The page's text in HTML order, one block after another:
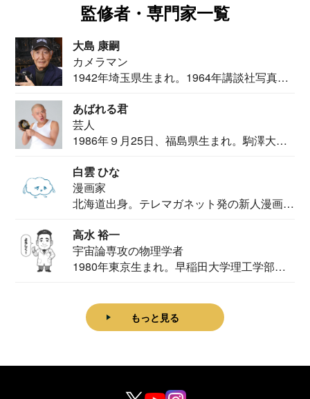
監修者・専門家一覧
大島 康嗣
カメラマン
1942年埼玉県生まれ。1964年講談社写真部
あばれる君
芸人
1986年９月25日、福島県生まれ。駒澤大学
白雲 ひな
漫画家
北海道出身。テレマガネット発の新人漫画
高水 裕一
宇宙論専攻の物理学者
1980年東京生まれ。早稲田大学理工学部物
もっと見る